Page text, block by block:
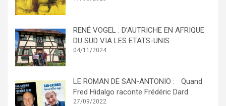
RENÉ VOGEL : D’AUTRICHE EN AFRIQUE
DU SUD VIA LES ETATS-UNIS
04/11/2024
LE ROMAN DE SAN-ANTONIO : Quand
Fred Hidalgo raconte Frédéric Dard
27/09/2022